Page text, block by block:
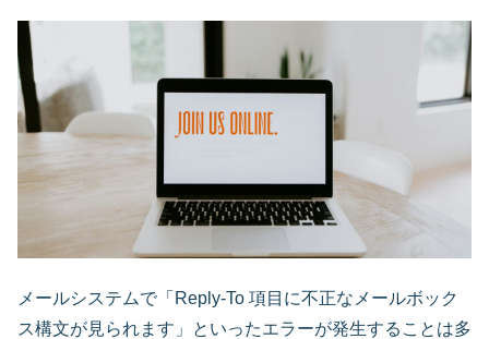
メールシステムで「Reply-To 項目に不正なメールボック
ス構文が見られます」といったエラーが発生することは多